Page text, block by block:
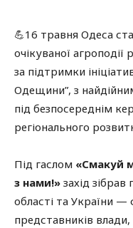
💪16 травня Одеса
очікуваної
за підтримки
Одещини”, з
під безпосереднім
регіонального
Під гаслом «Смакуй
з нами!» захід зібрав
області та України —
представників влади,